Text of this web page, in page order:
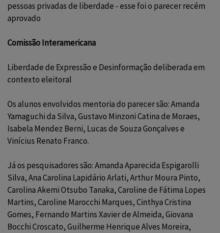
pessoas privadas de liberdade - esse foi o parecer recém
aprovado
Comissão Interamericana
Liberdade de Expressão e Desinformação deliberada em
contexto eleitoral
Os alunos envolvidos mentoria do parecer são: Amanda
Yamaguchi da Silva, Gustavo Minzoni Catina de Moraes,
Isabela Mendez Berni, Lucas de Souza Gonçalves e
Vinícius Renato Franco.
Já os pesquisadores são: Amanda Aparecida Espigarolli
Silva, Ana Carolina Lapidário Arlati, Arthur Moura Pinto,
Carolina Akemi Otsubo Tanaka, Caroline de Fátima Lopes
Martins, Caroline Marocchi Marques, Cinthya Cristina
Gomes, Fernando Martins Xavier de Almeida, Giovana
Bocchi Croscato, Guilherme Henrique Alves Moreira,